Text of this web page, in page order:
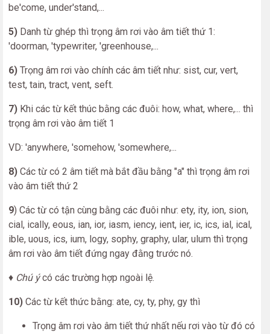
be'come, under'stand,...
5) Danh từ ghép thì trọng âm rơi vào âm tiết thứ 1:
'doorman, 'typewriter, 'greenhouse,...
6) Trọng âm rơi vào chính các âm tiết như: sist, cur, vert,
test, tain, tract, vent, seft.
7) Khi các từ kết thúc bằng các đuôi: how, what, where,... thì
trọng âm rơi vào âm tiết 1
VD: 'anywhere, 'somehow, 'somewhere,...
8) Các từ có 2 âm tiết mà bắt đầu bằng "a" thì trọng âm rơi
vào âm tiết thứ 2
9) Các từ có tận cùng bằng các đuôi như: ety, ity, ion, sion,
cial, ically, eous, ian, ior, iasm, iency, ient, ier, ic, ics, ial, ical,
ible, uous, ics, ium, logy, sophy, graphy, ular, ulum thì trọng
âm rơi vào âm tiết đứng ngay đằng trước nó.
♦ Chú ýcó các trường hợp ngoài lệ.
10) Các từ kết thức bằng: ate, cy, ty, phy, gy thì
Trọng âm rơi vào âm tiết thứ nhất nếu rơi vào từ đó có